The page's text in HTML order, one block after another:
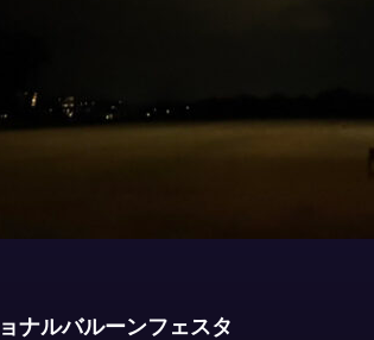
ナルバルーンフェスタ